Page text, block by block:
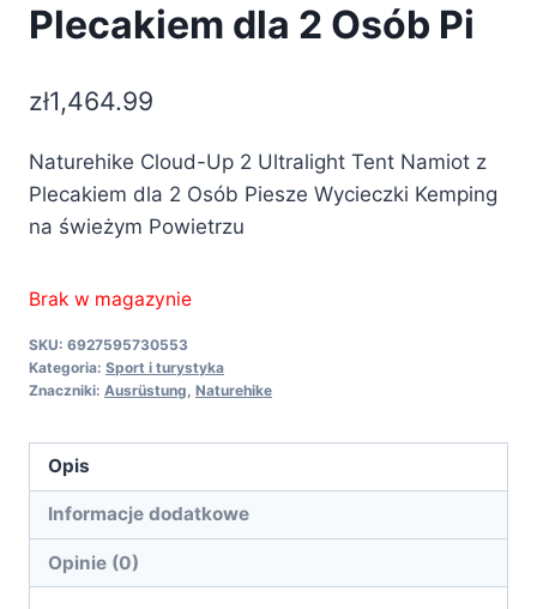
Plecakiem dla 2 Osób Pi
zł1,464.99
Naturehike Cloud-Up 2 Ultralight Tent Namiot z
Plecakiem dla 2 Osób Piesze Wycieczki Kemping
na świeżym Powietrzu
Brak w magazynie
SKU: 6927595730553
Kategoria: Sport i turystyka
Znaczniki: Ausrüstung Naturehike
Opis
Informacje dodatkowe
Opinie (0)